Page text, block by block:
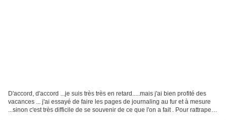
D'accord, d'accord ...je suis très très en retard.....mais j'ai bien profité des
vacances ... j'ai essayé de faire les pages de journaling au fur et à mesure
...sinon c'est très difficile de se souvenir de ce que l'on a fait . Pour rattraper